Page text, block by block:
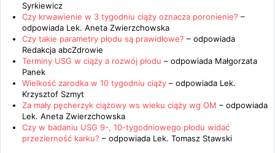
Syrkiewicz
Czy krwawienie w 3 tygodniu ciąży oznacza poronienie? –
odpowiada Lek. Aneta Zwierzchowska
Czy takie parametry płodu są prawidłowe? – odpowiada
Redakcja abcZdrowie
Terminy USG w ciąży a rozwój płodu – odpowiada Małgorzata
Panek
Wielkość zarodka w 10 tygodniu ciąży – odpowiada Lek.
Krzysztof Szmyt
Za mały pęcherzyk ciążowy ws wieku ciąży wg OM – odpowiada
Lek. Aneta Zwierzchowska
Czy w badaniu USG 9-, 10-tygodniowego płodu widać
przezierność karku? – odpowiada Lek. Tomasz Stawski